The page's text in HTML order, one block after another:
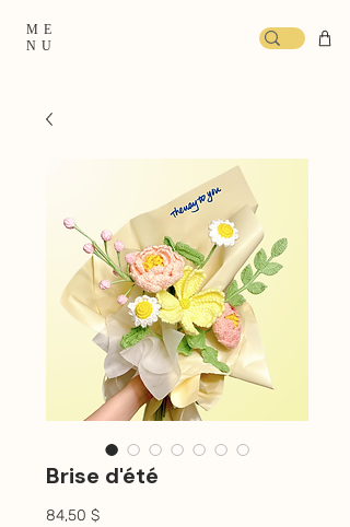
ME
NU
Brise d'été
84,50 $Prix